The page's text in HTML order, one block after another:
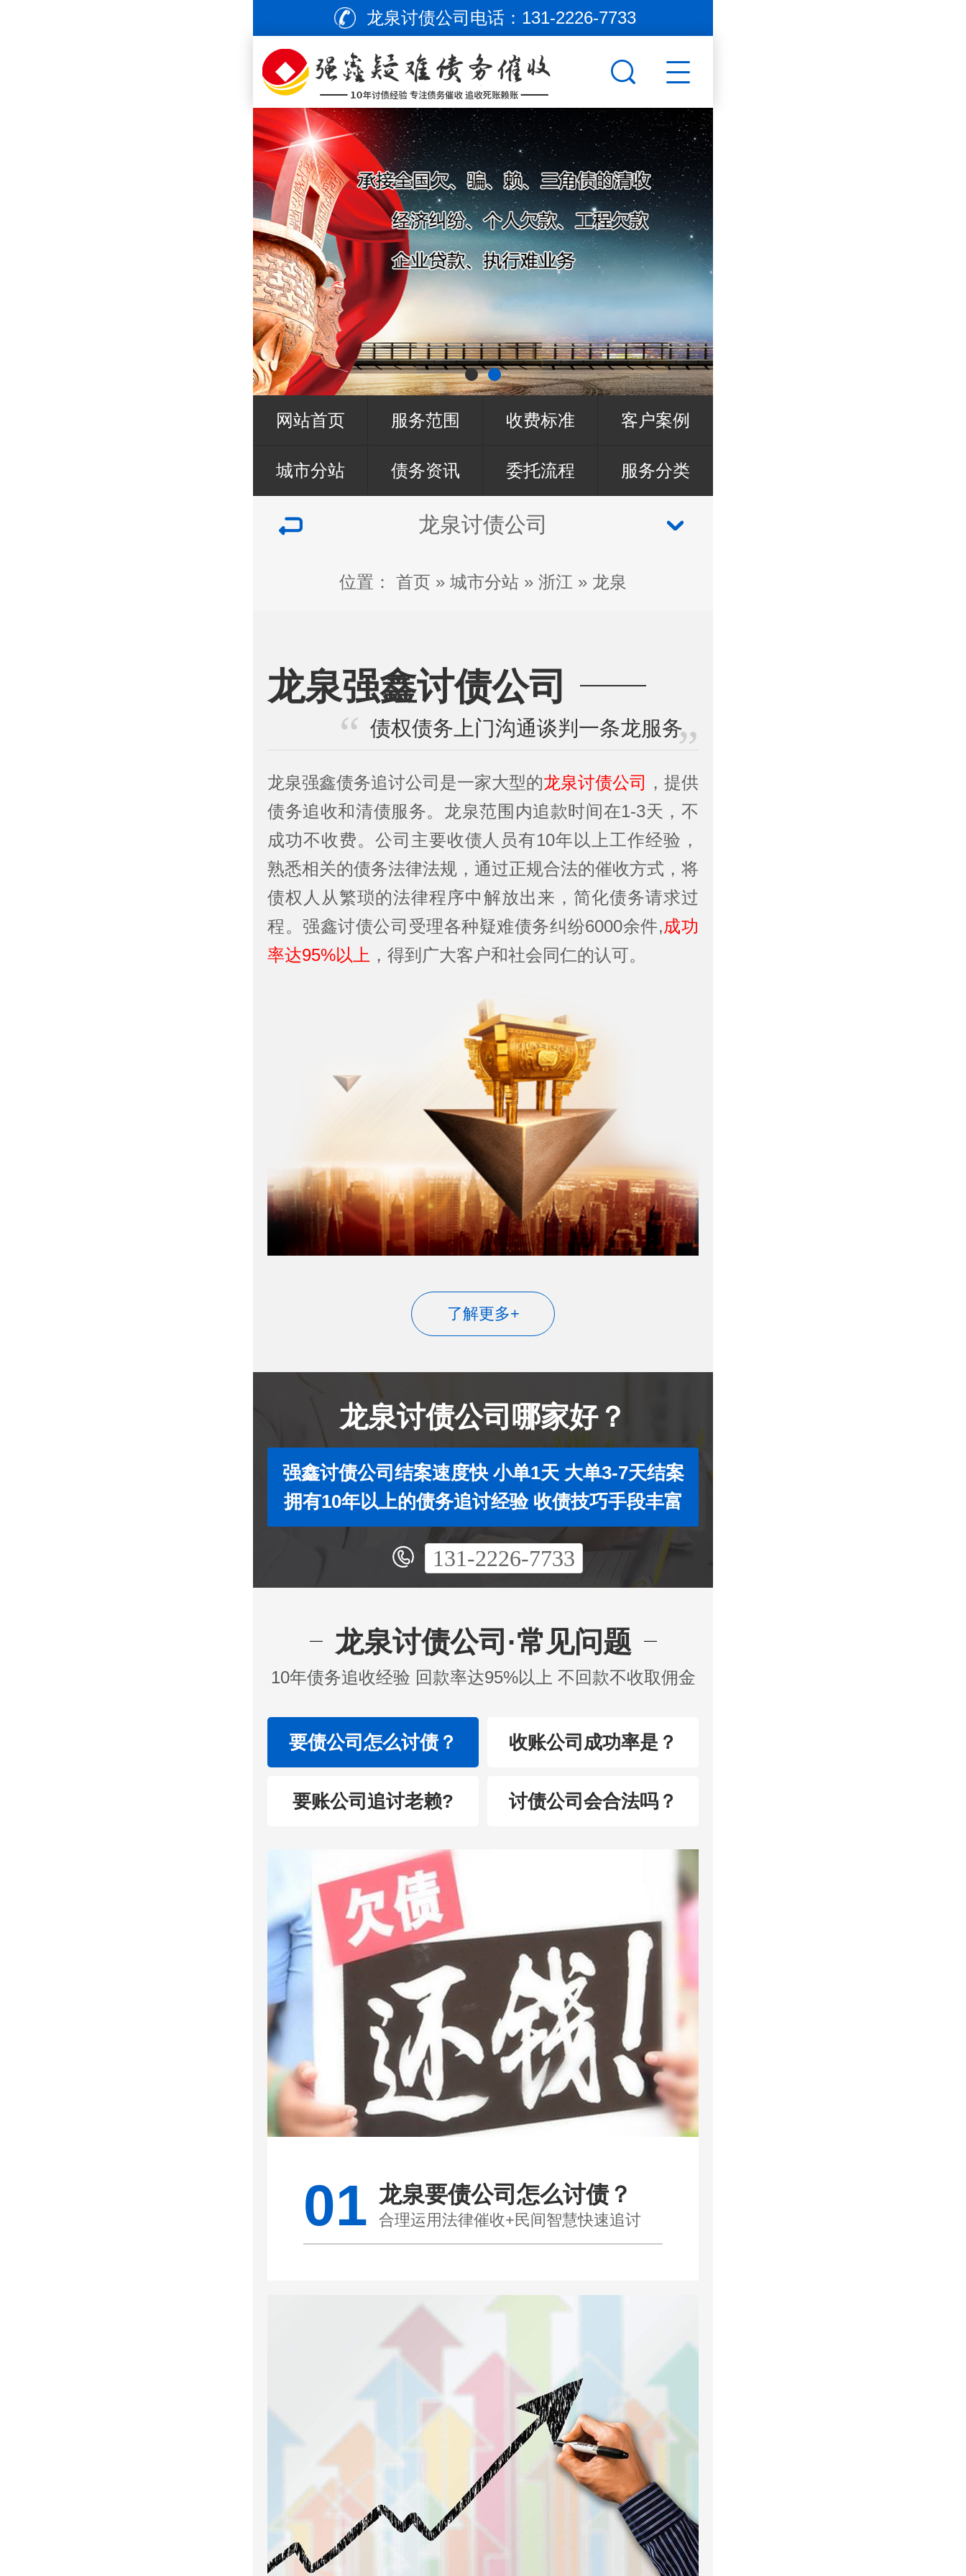
龙泉讨债公司电话： 131-2226-7733
网站首页 服务范围 收费标准 客户案例
城市分站 债务资讯 委托流程 服务分类
龙泉讨债公司
位置： 首页 » 城市分站 » 浙江 » 龙泉
龙泉强鑫讨债公司
债权债务上门沟通谈判一条龙服务
龙泉强鑫债务追讨公司是一家大型的龙泉讨债公司 ，提供
债务追收和清债服务。龙泉范围内追款时间在1-3天，不
成功不收费。公司主要收债人员有10年以上工作经验，
熟悉相关的债务法律法规，通过正规合法的催收方式，将
债权人从繁琐的法律程序中解放出来，简化债务请求过
程。强鑫讨债公司受理各种疑难债务纠纷6000余件,成功
率达95%以上 ，得到广大客户和社会同仁的认可。
了解更多+
龙泉讨债公司哪家好？
强鑫讨债公司结案速度快 小单1天 大单3-7天结案
拥有10年以上的债务追讨经验 收债技巧手段丰富
131-2226-7733
龙泉讨债公司·常见问题
10年债务追收经验 回款率达95%以上 不回款不收取佣金
要债公司怎么讨债？ 收账公司成功率是？
要账公司追讨老赖? 讨债公司会合法吗？
01 龙泉要债公司怎么讨债？
合理运用法律催收+民间智慧快速追讨